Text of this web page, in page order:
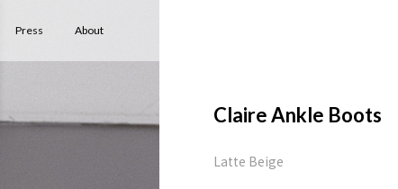
Press About
Claire Ankle Boots
Latte Beige